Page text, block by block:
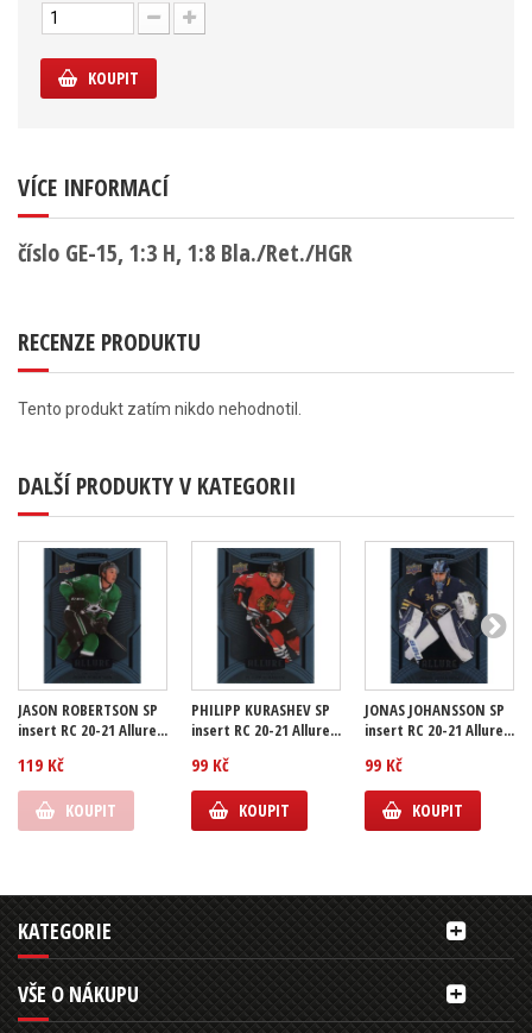
KOUPIT
VÍCE INFORMACÍ
číslo GE-15, 1:3 H, 1:8 Bla./Ret./HGR
RECENZE PRODUKTU
Tento produkt zatím nikdo nehodnotil.
DALŠÍ PRODUKTY V KATEGORII
JASON ROBERTSON SP
insert RC 20-21 Allure...
119 Kč
KOUPIT
PHILIPP KURASHEV SP
insert RC 20-21 Allure...
99 Kč
KOUPIT
JONAS JOHANSSON SP
insert RC 20-21 Allure...
99 Kč
KOUPIT
KATEGORIE
VŠE O NÁKUPU